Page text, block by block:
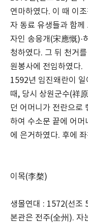
연마하였다. 이 때 이
자 동료 유생들과 함께
자인 송응개(宋應慨)·
청하였다. 그 뒤 천거
원봉사에 전임하였다.
1592년 임진왜란이
때, 당시 상원군수(祥
던 어머니가 전란으로
하여 수소문 끝에 어머
에 은거하였다. 후에
이목(李楘)
생몰연대 : 1572(선
본관은 전주(全州). 자